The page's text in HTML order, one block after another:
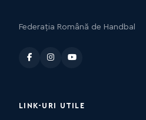
Federația Română de Handbal
LINK-URI UTILE